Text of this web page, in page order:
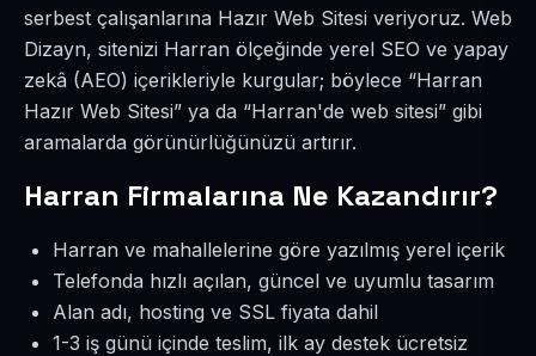
serbest çalışanlarına Hazır Web Sitesi veriyoruz. Web
Dizayn, sitenizi Harran ölçeğinde yerel SEO ve yapay
zekâ (AEO) içerikleriyle kurgular; böylece “Harran
Hazır Web Sitesi” ya da “Harran'de web sitesi” gibi
aramalarda görünürlüğünüzü artırır.
Harran Firmalarına Ne Kazandırır?
Harran ve mahallelerine göre yazılmış yerel içerik
Telefonda hızlı açılan, güncel ve uyumlu tasarım
Alan adı, hosting ve SSL fiyata dahil
1-3 iş günü içinde teslim, ilk ay destek ücretsiz